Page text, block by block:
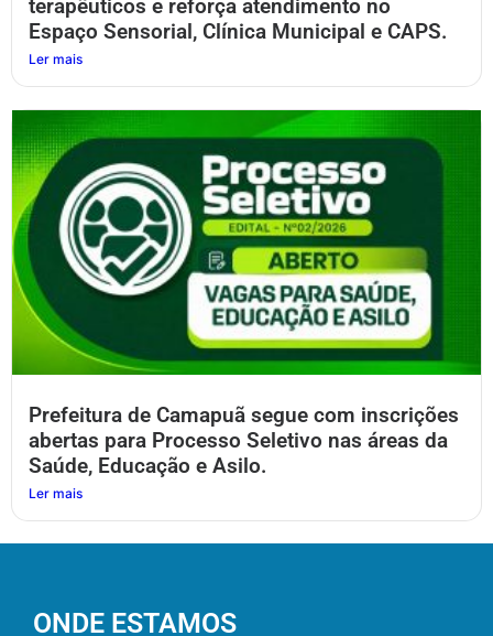
terapêuticos e reforça atendimento no
Espaço Sensorial, Clínica Municipal e CAPS.
Ler mais
Prefeitura de Camapuã segue com inscrições
abertas para Processo Seletivo nas áreas da
Saúde, Educação e Asilo.
Ler mais
ONDE ESTAMOS